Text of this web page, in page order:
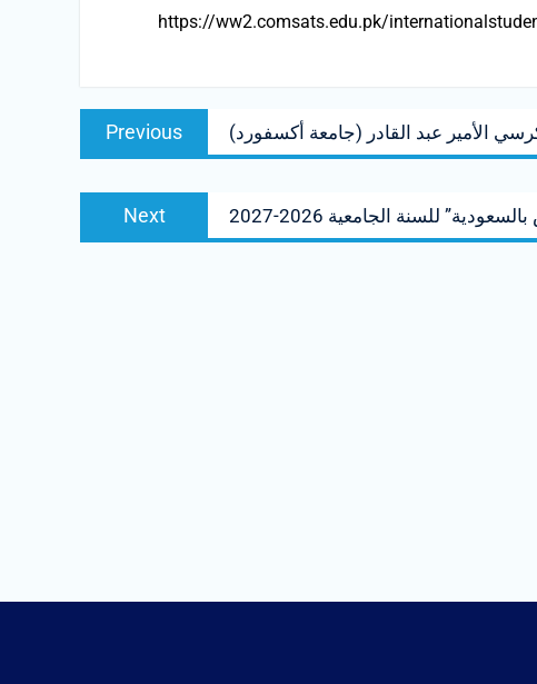
https://ww2.comsats.edu.pk/
Post
navigation
Previous
Previous
post:
الأمير عبد القادر (جامعة أكسفورد)
Next
post:
للسنة الجامعية 2026-2027